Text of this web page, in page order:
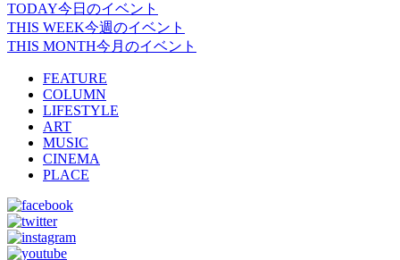
TODAY今日のイベント
THIS WEEK今週のイベント
THIS MONTH今月のイベント
FEATURE
COLUMN
LIFESTYLE
ART
MUSIC
CINEMA
PLACE